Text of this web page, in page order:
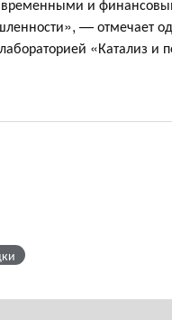
и
— отмечает
«Катализ и